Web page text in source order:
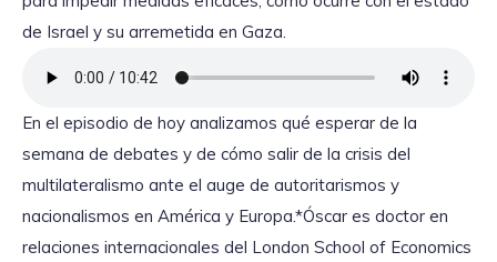
de Israel y su arremetida en Gaza.
En el episodio de hoy analizamos qué esperar de la
semana de debates y de cómo salir de la crisis del
multilateralismo ante el auge de autoritarismos y
nacionalismos en América y Europa.*Óscar es doctor en
relaciones internacionales del London School of Economics